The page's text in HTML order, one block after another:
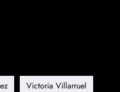
Victoria Villarruel